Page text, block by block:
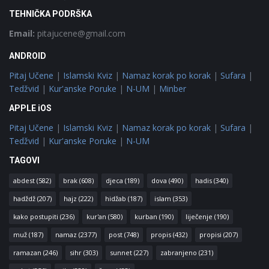
TEHNIČKA PODRŠKA
Email: pitajucene@gmail.com
ANDROID
Pitaj Učene | Islamski Kviz | Namaz korak po korak | Sufara |
Tedžvid | Kur'anske Poruke | N-UM | Minber
APPLE iOS
Pitaj Učene | Islamski Kviz | Namaz korak po korak | Sufara |
Tedžvid | Kur'anske Poruke | N-UM
TAGOVI
abdest (582) brak (608) djeca (189) dova (490) hadis (340)
hadždž (207) hajz (222) hidžab (187) islam (353)
kako postupiti (236) kur'an (580) kurban (190) liječenje (190)
muž (187) namaz (2377) post (748) propis (432) propisi (207)
ramazan (246) sihr (303) sunnet (227) zabranjeno (231)